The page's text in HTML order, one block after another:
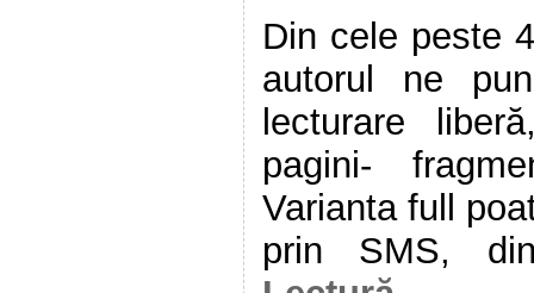
Din cele peste
autorul ne
lecturare
pagini-
Varianta full
prin SMS,